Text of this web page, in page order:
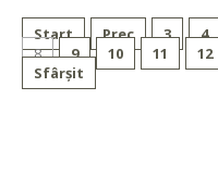
Start Prec 3 4
8
9 10 11 12
Sfârșit